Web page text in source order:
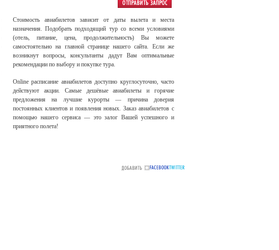
Стоимость авиабилетов зависит от даты вылета и места
назначения. Подобрать подходящий тур со всеми условиями
(отель, питание, цена, продолжительность) Вы можете
самостоятельно на главной странице нашего сайта. Если же
возникнут вопросы, консультанты дадут Вам оптимальные
рекомендации по выбору и покупке тура.
Оnline расписание авиабилетов доступно круглосуточно, часто
действуют акции. Самые дешёвые авиабилеты и горячие
предложения на лучшие курорты — причина доверия
постоянных клиентов и появления новых. Заказ авиабилетов с
помощью нашего сервиса — это залог Вашей успешного и
приятного полета!